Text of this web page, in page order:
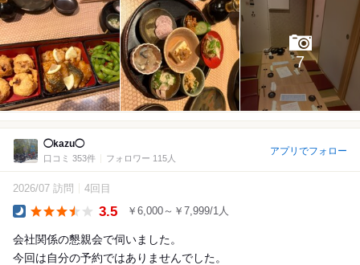
7
◯kazu◯
口コミ 353件 フォロワー 115人
アプリでフォロー
2026/07 訪問 4回目
3.5 ￥6,000～￥7,999/1人
会社関係の懇親会で伺いました。
今回は自分の予約ではありませんでした。